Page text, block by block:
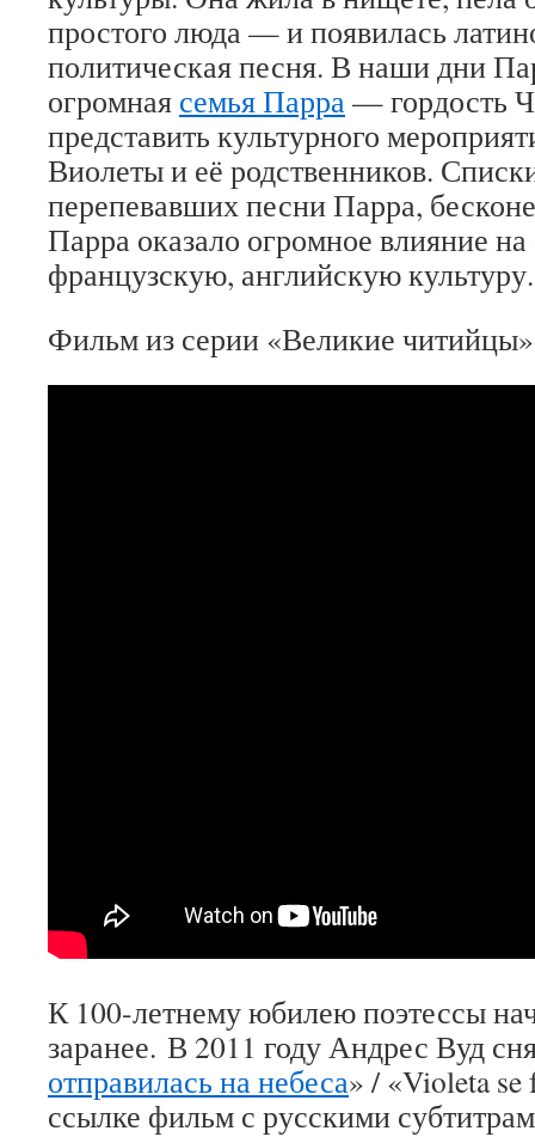
простого люда — и появилась
политическая песня. В наши дни
огромная семья Парра— гордость
представить культурного
Виолеты и её родственников.
перепевавших песни Парра,
Парра оказало огромное влияние
французскую, английскую культуру.
Фильм из серии «Великие
К 100-летнему юбилею поэтессы
заранее. В 2011 году Андрес Вуд
отправилась на небеса» / «Violeta
ссылке фильм с русскими